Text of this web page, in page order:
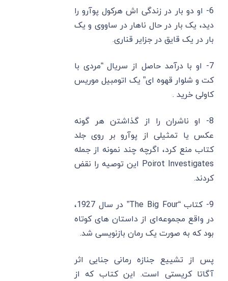
6- او دو بار در زندگی ‌اش هرکول پوآرو را
دید، یک بار در حال ناهار در ساووی و یک
بار در یک قایق در جزایر قناری.
7- او با درآمد حاصل از سریال “مردی با
کت و شلوار قهوه ‌ای” یک اتومبیل موریس
کاولی خرید .
8- او ناشران را از گذاشتن هر گونه
عکس یا تمثیلی از پوآرو بر روی جلد
کتاب منع کرد، اگرچه چند نمونه از جمله
Poirot Investigates این توصیه را نقض
کردند.
9- کتاب “The Big Four” در سال 1927،
در واقع مجموعه‌ای از داستان ‌های کوتاه
بود که به صورت یک رمان بازنویسی شد.
پس از تشییع جنازه رمانی جنایی اثر
آگاتا کریستی است. این کتاب که از